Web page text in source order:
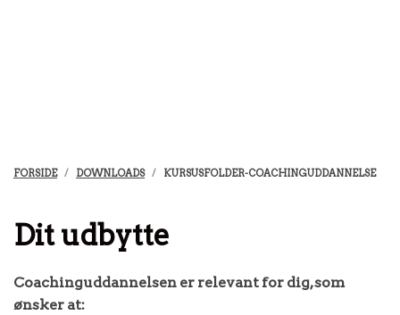
FORSIDE DOWNLOADS KURSUSFOLDER-COACHINGUDDANNELSE
Dit udbytte
Coachinguddannelsen er relevant for dig, som
ønsker at: